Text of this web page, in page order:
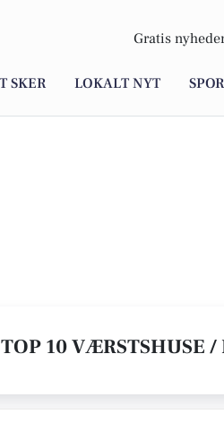
Gratis
SKER LOKALT NYT
10 VÆRSTSHUSE /